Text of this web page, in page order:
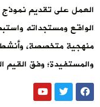
العمل على تقديم نموذج
الواقع ومستجداته
منهجية متخصصة،
والمستفيدة؛ وفق القيم